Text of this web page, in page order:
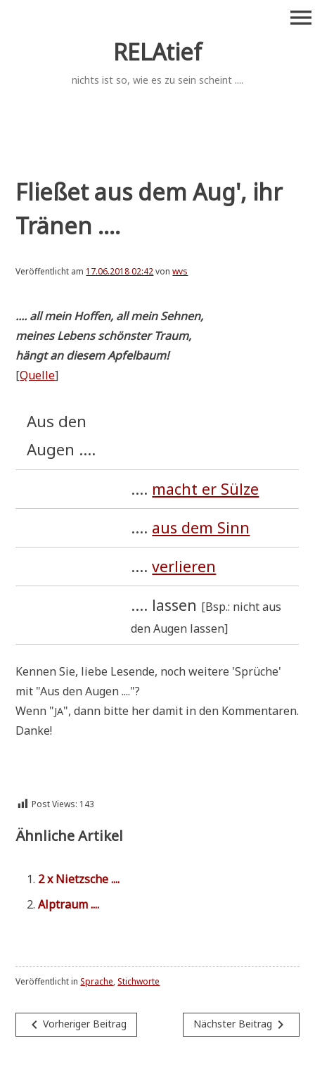
RELAtief
nichts ist so, wie es zu sein scheint ....
menu
Fließet aus dem Aug', ihr
Tränen ....
Veröffentlicht am 17.06.2018 02:42vonwvs
.... all mein Hof­fen, all mein Sehnen,
mei­nes Lebens schön­ster Traum,
hängt an die­sem Apfelbaum!
[Quel­le]
Aus den
Augen ....
.... macht er Sül­ze
.... aus dem Sinn
....ver­lie­ren
.... las­sen [Bsp.: nicht aus
den Augen lassen]
Ken­nen Sie, lie­be Lesen­de, noch wei­te­re 'Sprü­che'
mit "Aus den Augen ...."?
Wenn "JA", dann bit­te her damit in den Kommentaren.
Danke!
Post Views: 143
Ähnliche Artikel
2 x Nietzsche ....
Alp­traum ....
Veröffentlicht inSprache,Stichworte
Beitragsnavigation
navigate_beforeVorheriger Beitrag Nächster Beitrag navigate_next